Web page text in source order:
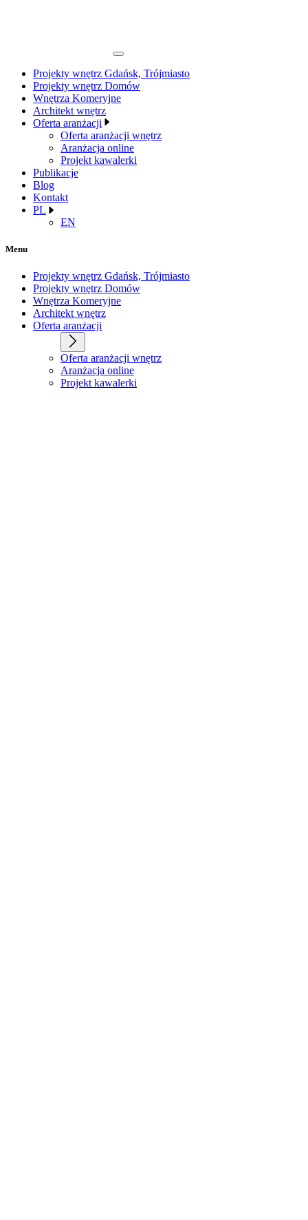
Projekty wnętrz Gdańsk, Trójmiasto
Projekty wnętrz Domów
Wnętrza Komeryjne
Architekt wnętrz
Oferta aranżacji
Oferta aranżacji wnętrz
Aranżacja online
Projekt kawalerki
Publikacje
Blog
Kontakt
PL
EN
Menu
Projekty wnętrz Gdańsk, Trójmiasto
Projekty wnętrz Domów
Wnętrza Komeryjne
Architekt wnętrz
Oferta aranżacji
Oferta aranżacji wnętrz
Aranżacja online
Projekt kawalerki